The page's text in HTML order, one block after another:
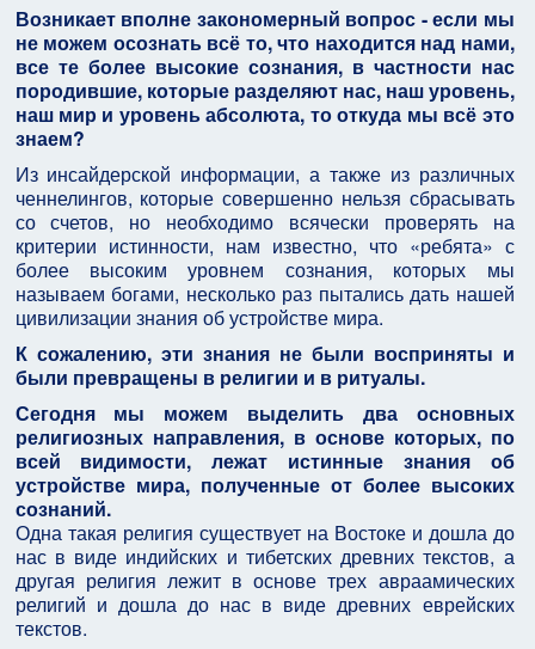
Возникает вполне закономерный вопрос - если мы
не можем осознать всё то, что находится над нами,
все те более высокие сознания, в частности нас
породившие, которые разделяют нас, наш уровень,
наш мир и уровень абсолюта, то откуда мы всё это
знаем?
Из инсайдерской информации, а также из различных
ченнелингов, которые совершенно нельзя сбрасывать
со счетов, но необходимо всячески проверять на
критерии истинности, нам известно, что «ребята» с
более высоким уровнем сознания, которых мы
называем богами, несколько раз пытались дать нашей
цивилизации знания об устройстве мира.
К сожалению, эти знания не были восприняты и
были превращены в религии и в ритуалы.
Сегодня мы можем выделить два основных
религиозных направления, в основе которых, по
всей видимости, лежат истинные знания об
устройстве мира, полученные от более высоких
сознаний.
Одна такая религия существует на Востоке и дошла до
нас в виде индийских и тибетских древних текстов, а
другая религия лежит в основе трех авраамических
религий и дошла до нас в виде древних еврейских
текстов.